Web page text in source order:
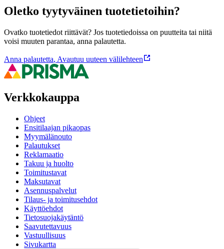
Oletko tyytyväinen tuotetietoihin?
Ovatko tuotetiedot riittävät? Jos tuotetiedoissa on puutteita tai niitä
voisi muuten parantaa, anna palautetta.
Anna palautetta, Avautuu uuteen välilehteen
Verkkokauppa
Ohjeet
Ensitilaajan pikaopas
Myymälänouto
Palautukset
Reklamaatio
Takuu ja huolto
Toimitustavat
Maksutavat
Asennuspalvelut
Tilaus- ja toimitusehdot
Käyttöehdot
Tietosuojakäytäntö
Saavutettavuus
Vastuullisuus
Sivukartta